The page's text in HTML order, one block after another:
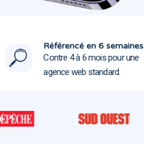
Référencé en 6 semaines
Contre 4 à 6 mois pour une
agence web standard.